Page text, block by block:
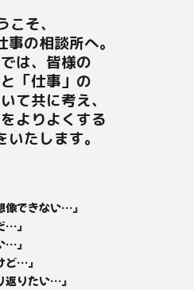
こそ、
事の相談所へ。
は、皆様の
と「仕事」の
て共に考え、
よりよくする
たします。
像できない…』
…』
…』
ど…』
返りたい…』